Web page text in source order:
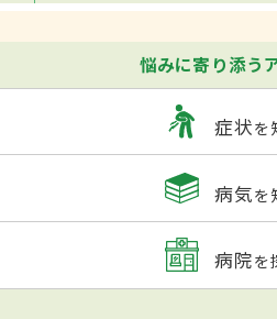
悩みに寄り添う
症状を
病気を
病院を